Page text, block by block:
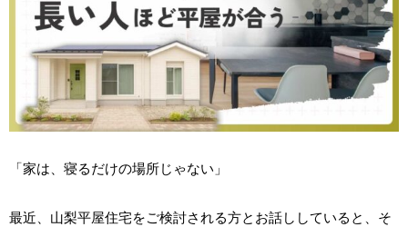
「家は、寝るだけの場所じゃない」
最近、山梨平屋住宅をご検討される方とお話ししていると、そ